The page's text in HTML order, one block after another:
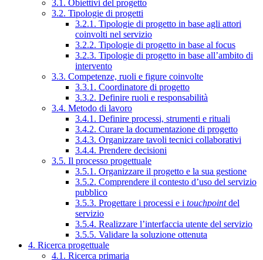
3.1. Obiettivi del progetto
3.2. Tipologie di progetti
3.2.1. Tipologie di progetto in base agli attori
coinvolti nel servizio
3.2.2. Tipologie di progetto in base al focus
3.2.3. Tipologie di progetto in base all’ambito di
intervento
3.3. Competenze, ruoli e figure coinvolte
3.3.1. Coordinatore di progetto
3.3.2. Definire ruoli e responsabilità
3.4. Metodo di lavoro
3.4.1. Definire processi, strumenti e rituali
3.4.2. Curare la documentazione di progetto
3.4.3. Organizzare tavoli tecnici collaborativi
3.4.4. Prendere decisioni
3.5. Il processo progettuale
3.5.1. Organizzare il progetto e la sua gestione
3.5.2. Comprendere il contesto d’uso del servizio
pubblico
3.5.3. Progettare i processi e i touchpointdel
servizio
3.5.4. Realizzare l’interfaccia utente del servizio
3.5.5. Validare la soluzione ottenuta
4. Ricerca progettuale
4.1. Ricerca primaria